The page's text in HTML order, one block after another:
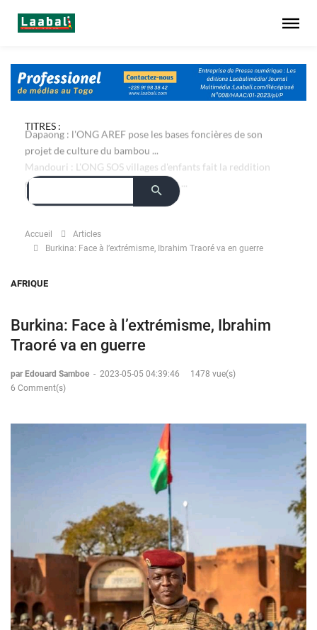
TITRES :
Dapaong : l'ONG AREF pose les bases foncières de son
projet de culture du bambou ...
Accueil
Articles
Burkina: Face à l’extrémisme, Ibrahim Traoré va en guerre
AFRIQUE
Burkina: Face à l’extrémisme, Ibrahim
Traoré va en guerre
par Edouard Samboe - 2023-05-05 04:39:46
1478 vue(s)
6 Comment(s)